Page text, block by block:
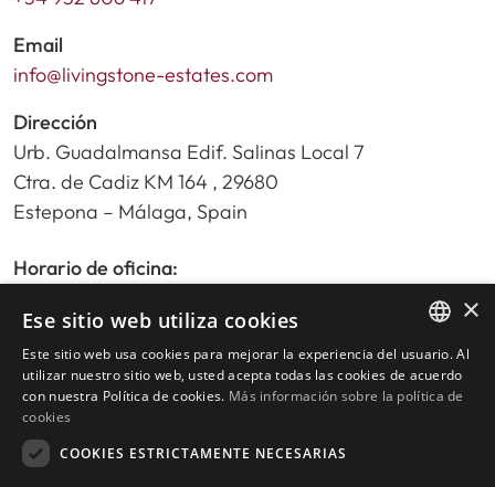
Email
info@livingstone-estates.com
Dirección
Urb. Guadalmansa Edif. Salinas Local 7
Ctra. de Cadiz KM 164 , 29680
Estepona – Málaga, Spain
Horario de oficina:
Sábados y festivos de 10:00am a 14:00pm
Inicio
Buscador de propiedades
Escribir reseña
ENGLISH
SPANISH
×
Ese sitio web utiliza cookies
Este sitio web usa cookies para mejorar la experiencia del usuario. Al
utilizar nuestro sitio web, usted acepta todas las cookies de acuerdo
con nuestra Política de cookies. Más información sobre la política de
cookies
COOKIES ESTRICTAMENTE NECESARIAS